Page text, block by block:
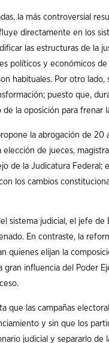
la más controversial
directamente en los
las estructuras de la
políticos y económicos
habituales. Por otro
puesto que,
la oposición para frenar
la abrogación de
de jueces,
de la Judicatura
los cambios
sistema judicial, el jefe de
En contraste, la
quienes elijan la
gran influencia del Poder
que las campañas
y sin que los
judicial y separarlo